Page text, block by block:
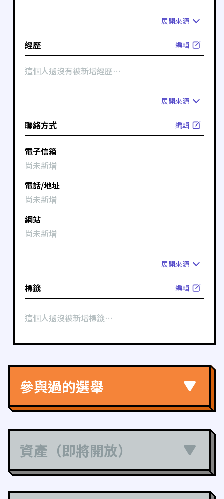
展開來源
經歷 編輯
這個人還沒有被新增經歷⋯
展開來源
聯絡方式 編輯
電子信箱
尚未新增
電話/地址
尚未新增
網站
尚未新增
展開來源
標籤 編輯
這個人還沒被新增標籤⋯
參與過的選舉
資產（即將開放）